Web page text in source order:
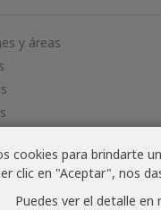
para brindarte
clic en "Aceptar", nos
Puedes ver el detalle en
y áreas